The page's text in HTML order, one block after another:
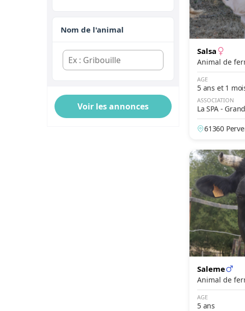
Arlequin
Écaille de tortue
Tricolore
Nom de l'animal
Salsa
AGE
5 ans et 1
ASSOCIATION
La SPA -
es
61360
Saleme
Animal de
AGE
5 ans